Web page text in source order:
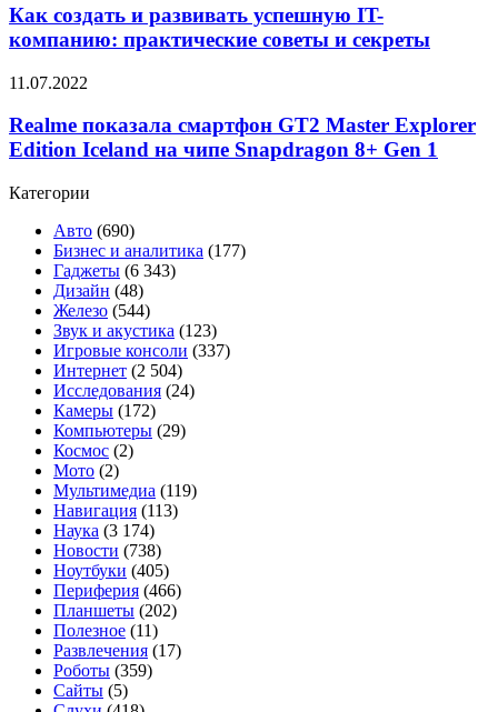
гибким
дисплеем
и
развивать
успешную
компанию:
советы
и
Как создать и развивать успешную IT-
компанию: практические советы и секреты
Realme
смартфон
GT2
Master
Edition
Iceland
Snapdragon
11.07.2022
Realme показала смартфон GT2 Master Explorer
Edition Iceland на чипе Snapdragon 8+ Gen 1
Категории
Авто (690)
Бизнес и аналитика (177)
Гаджеты (6 343)
Дизайн (48)
Железо (544)
Звук и акустика (123)
Игровые консоли (337)
Интернет (2 504)
Исследования (24)
Камеры (172)
Компьютеры (29)
Космос (2)
Мото (2)
Мультимедиа (119)
Навигация (113)
Наука (3 174)
Новости (738)
Ноутбуки (405)
Периферия (466)
Планшеты (202)
Полезное (11)
Развлечения (17)
Роботы (359)
Сайты (5)